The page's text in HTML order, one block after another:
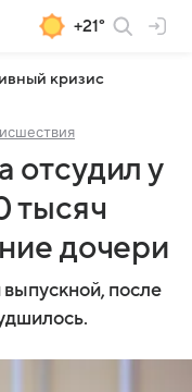
+21°
кризис
отсудил у
тысяч
дочери
после